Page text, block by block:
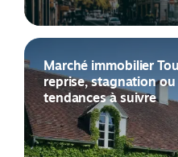
Marché immobilier
reprise, stagnation ou
tendances à suivre